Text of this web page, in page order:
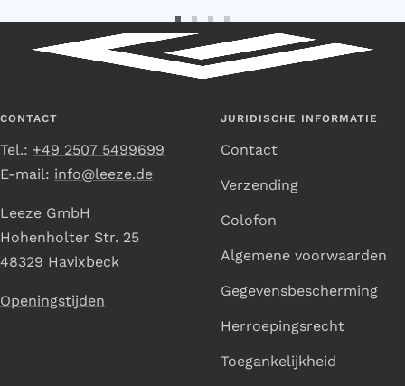
Ga
naar
dia
Ga
naar
dia
naar
dia
naar
dia
CONTACT
Tel.: +49 2507 5499699
E-mail: info@leeze.de
Leeze GmbH
Hohenholter Str. 25
48329 Havixbeck
Openingstijden
JURIDISCHE INFORMATIE
Contact
Verzending
Colofon
Algemene voorwaarden
Gegevensbescherming
Herroepingsrecht
Toegankelijkheid